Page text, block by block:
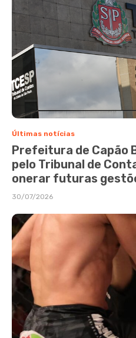
Últimas notícias
Prefeitura de Capão
pelo Tribunal de
onerar futuras
30/07/2026